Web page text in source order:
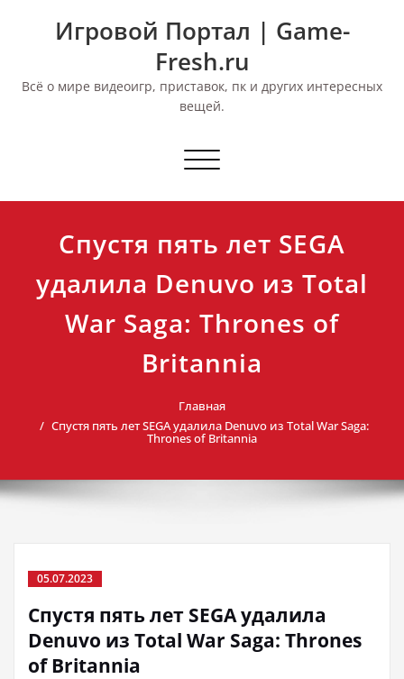
Игровой Портал | Game-
Fresh.ru
Всё о мире видеоигр, приставок, пк и других интересных
вещей.
Переключить
Спустя пять лет SEGA
удалила Denuvo из Total
War Saga: Thrones of
Britannia
Главная
Спустя пять лет SEGA удалила Denuvo из Total War Saga:
Thrones of Britannia
05.07.2023
Спустя пять лет SEGA удалила
Denuvo из Total War Saga: Thrones
of Britannia